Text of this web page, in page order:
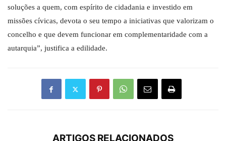
soluções a quem, com espírito de cidadania e investido em
missões cívicas, devota o seu tempo a iniciativas que valorizam o
concelho e que devem funcionar em complementaridade com a
autarquia”, justifica a edilidade.
ARTIGOS RELACIONADOS